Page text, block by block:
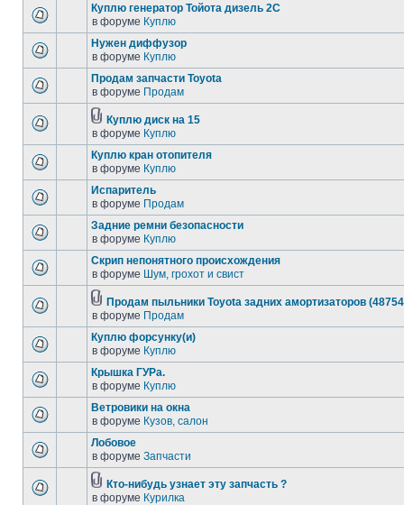
Куплю генератор Тойота дизель 2С
в форуме Куплю
Нужен диффузор
в форуме Куплю
Продам запчасти Toyota
в форуме Продам
Куплю диск на 15
в форуме Куплю
Куплю кран отопителя
в форуме Куплю
Испаритель
в форуме Продам
Задние ремни безопасности
в форуме Куплю
Скрип непонятного происхождения
в форуме Шум, грохот и свист
Продам пыльники Toyota задних амортизаторов
в форуме Продам
Куплю форсунку(и)
в форуме Куплю
Крышка ГУРа.
в форуме Куплю
Ветровики на окна
в форуме Кузов, салон
Лобовое
в форуме Запчасти
Кто-нибудь узнает эту запчасть ?
в форуме Курилка